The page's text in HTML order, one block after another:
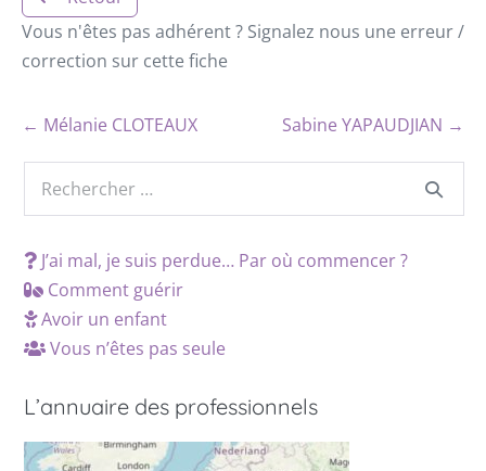
Vous n'êtes pas adhérent ? Signalez nous une erreur /
correction sur cette fiche
← Mélanie CLOTEAUX Sabine YAPAUDJIAN →
J’ai mal, je suis perdue… Par où commencer ?
Comment guérir
Avoir un enfant
Vous n’êtes pas seule
L’annuaire des professionnels